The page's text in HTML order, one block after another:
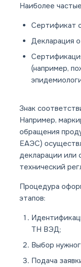
Наиболее
Сертификат
Декларация
(например,
Знак
Например,
обращения
ЕАЭС)
декларации или
технический
Процедура
этапов:
ТН ВЭД;
Выбор
Подача